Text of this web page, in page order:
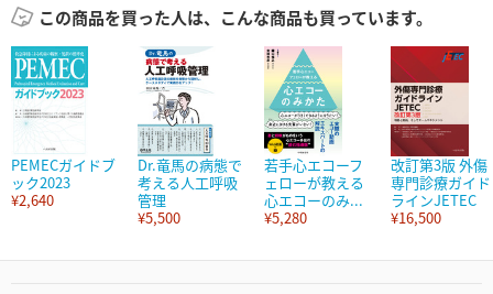
この商品を買った人は、こんな商品も買っています。
PEMECガイドブ
ック2023
¥2,640
Dr.竜馬の病態で
考える人工呼吸
管理
¥5,500
若手心エコーフ
ェローが教える
心エコーのみ...
¥5,280
改訂第3版 外傷
専門診療ガイド
ラインJETEC
¥16,500